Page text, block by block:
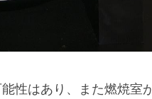
性はあり、また燃焼室